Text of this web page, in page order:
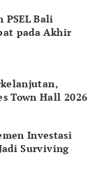
PSEL Bali
pada Akhir
Town Hall 2026
Investasi
Surviving